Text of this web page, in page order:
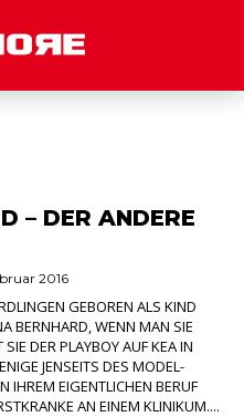
– DER ANDERE
2016
GEBOREN ALS KIND
BERNHARD, WENN MAN SIE
DER PLAYBOY AUF KEA IN
JENSEITS DES MODEL-
IHREM EIGENTLICHEN BERUF
AN EINEM KLINIKUM....